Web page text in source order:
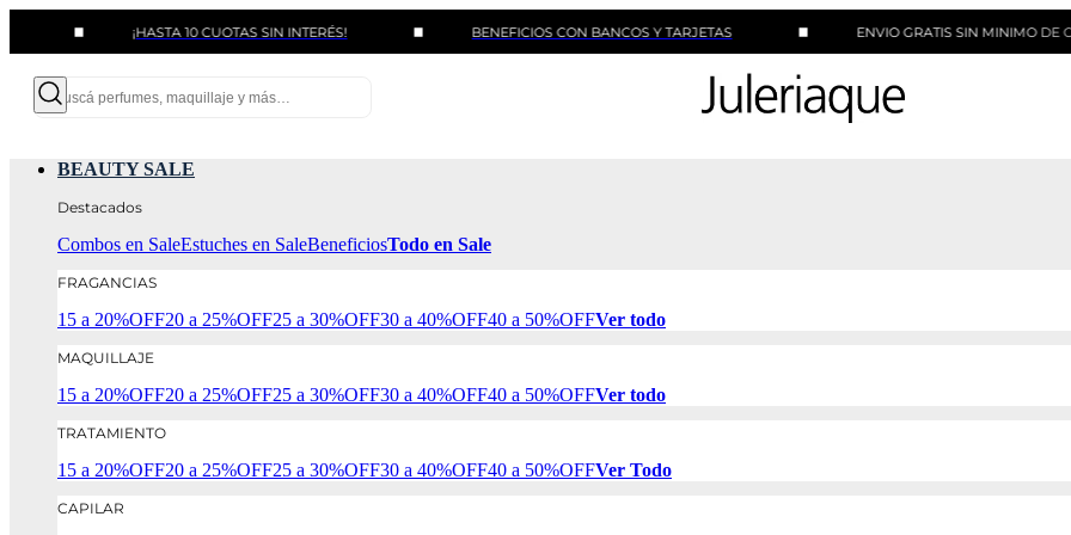
¡HASTA 10 CUOTAS SIN INTERÉS! BENEFICIOS CON BANCOS Y TARJETAS ENVIO GRATIS SIN MINIMO DE COMPRA
BEAUTY SALE
Destacados
Combos en SaleEstuches en SaleBeneficiosTodo en Sale
FRAGANCIAS
15 a 20%OFF20 a 25%OFF25 a 30%OFF30 a 40%OFF40 a 50%OFFVer todo
MAQUILLAJE
15 a 20%OFF20 a 25%OFF25 a 30%OFF30 a 40%OFF40 a 50%OFFVer todo
TRATAMIENTO
15 a 20%OFF20 a 25%OFF25 a 30%OFF30 a 40%OFF40 a 50%OFFVer Todo
CAPILAR